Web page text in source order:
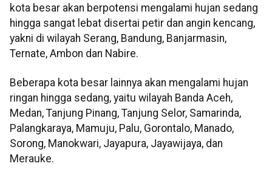
kota besar akan berpotensi mengalami hujan sedang
hingga sangat lebat disertai petir dan angin kencang,
yakni di wilayah Serang, Bandung, Banjarmasin,
Ternate, Ambon dan Nabire.
Beberapa kota besar lainnya akan mengalami hujan
ringan hingga sedang, yaitu wilayah Banda Aceh,
Medan, Tanjung Pinang, Tanjung Selor, Samarinda,
Palangkaraya, Mamuju, Palu, Gorontalo, Manado,
Sorong, Manokwari, Jayapura, Jayawijaya, dan
Merauke.